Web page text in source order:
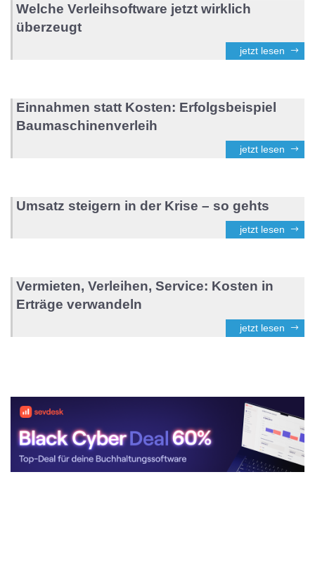
Welche Verleihsoftware jetzt wirklich
überzeugt
jetzt lesen
Einnahmen statt Kosten: Erfolgsbeispiel
Baumaschinenverleih
jetzt lesen
Umsatz steigern in der Krise – so gehts
jetzt lesen
Vermieten, Verleihen, Service: Kosten in
Erträge verwandeln
jetzt lesen